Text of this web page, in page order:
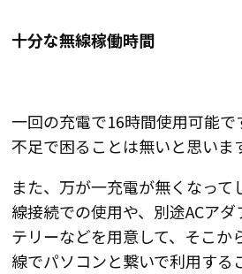
十分な無線稼働時間
一回の充電で16時間使用可能で
不足で困ることは無いと思いま
また、万が一充電が無くなって
線接続での使用や、別途ACア
テリーなどを用意して、そこか
線でパソコンと繋いで利用する